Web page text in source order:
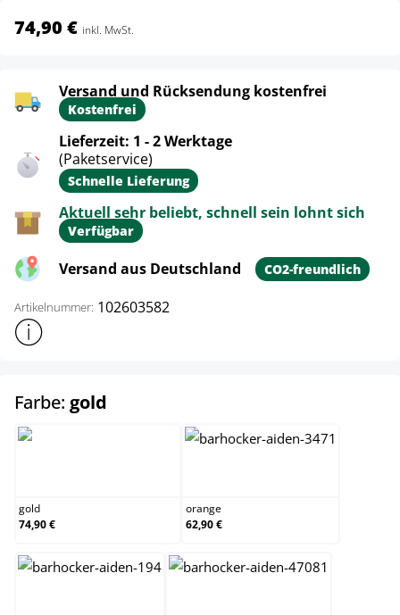
74,90 € inkl. MwSt.
Versand und Rücksendung kostenfrei
Kostenfrei
Lieferzeit: 1 - 2 Werktage
(Paketservice)
Schnelle Lieferung
Aktuell sehr beliebt, schnell sein lohnt sich
Verfügbar
Versand aus Deutschland CO2-freundlich
Artikelnummer: 102603582
Weitere Produktinformationen anzeigen
Farbe: gold
gold
74,90 €
orange
62,90 €